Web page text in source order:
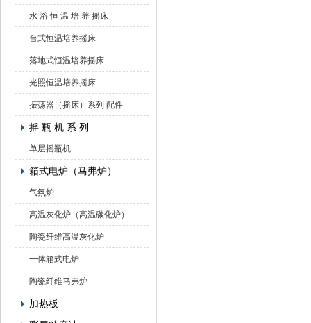
水 浴 恒 温 培 养 摇床
台式恒温培养摇床
落地式恒温培养摇床
光照恒温培养摇床
振荡器（摇床）系列 配件
摇 瓶 机 系 列
单层摇瓶机
箱式电炉（马弗炉）
气氛炉
高温灰化炉（高温碳化炉）
陶瓷纤维高温灰化炉
一体箱式电炉
陶瓷纤维马弗炉
加热板